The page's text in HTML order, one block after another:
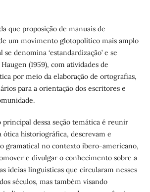
que proposição de manuais de
um movimento glotopolítico mais amplo
se denomina ‘estandardização’ e se
(1959), com atividades de
por meio da elaboração de ortografias,
para a orientação dos escritores e
dessa seção temática é reunir
ótica historiográfica, descrevam e
gramatical no contexto ibero-americano,
e divulgar o conhecimento sobre a
ideias linguísticas que circularam nesses
séculos, mas também visando